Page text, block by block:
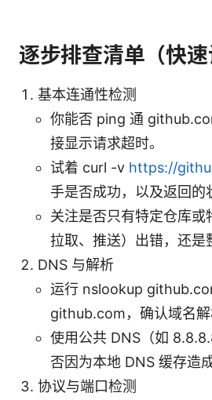
逐步排查清单（快速
基本连通性检测
你能否 ping 通
接显示请求超时。
试着 curl -v https://
手是否成功，以及返回的
关注是否只有特定仓库或
拉取、推送）出错，还是
DNS 与解析
运行 nslookup
github.com，确认域名解
使用公共 DNS（如
否因为本地 DNS 缓存造
协议与端口检测